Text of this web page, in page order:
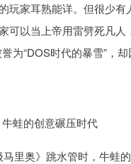
玩家耳熟能详。但很少
以当上帝用雷劈死凡人
为“DOS时代的暴雪”，
蛙的创意碾压时代
里奥》跳水管时，牛蛙